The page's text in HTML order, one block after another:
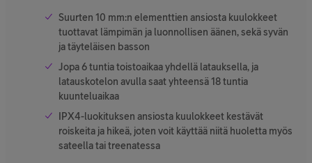
Suurten 10 mm:n elementtien ansiosta kuulokkeet
tuottavat lämpimän ja luonnollisen äänen, sekä syvän
ja täyteläisen basson
Jopa 6 tuntia toistoaikaa yhdellä latauksella, ja
latauskotelon avulla saat yhteensä 18 tuntia
kuunteluaikaa
IPX4-luokituksen ansiosta kuulokkeet kestävät
roiskeita ja hikeä, joten voit käyttää niitä huoletta myös
sateella tai treenatessa